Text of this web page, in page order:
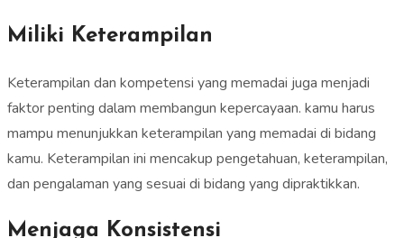
Miliki Keterampilan
Keterampilan dan kompetensi yang memadai juga menjadi
faktor penting dalam membangun kepercayaan. kamu harus
mampu menunjukkan keterampilan yang memadai di bidang
kamu. Keterampilan ini mencakup pengetahuan, keterampilan,
dan pengalaman yang sesuai di bidang yang dipraktikkan.
Menjaga Konsistensi